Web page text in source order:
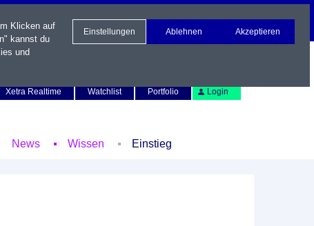
Xetra Realtime
Watchlist Portfolio Login
News Wissen Einstieg
Klicken auf
kannst du
und
Einstellungen Ablehnen Akzeptieren